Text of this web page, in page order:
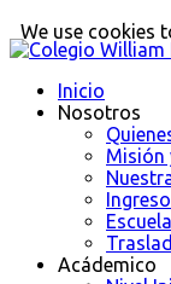
Inicio
Nosotros
Misión
Acádemico
We use cookies